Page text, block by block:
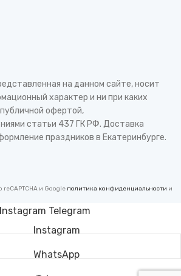
на данном сайте, носит
характер и ни при каких
офертой,
статьи 437 ГК РФ. Доставка
праздников в Екатеринбурге.
и Google политика конфиденциальности и
Instagram Telegram
Instagram
WhatsApp